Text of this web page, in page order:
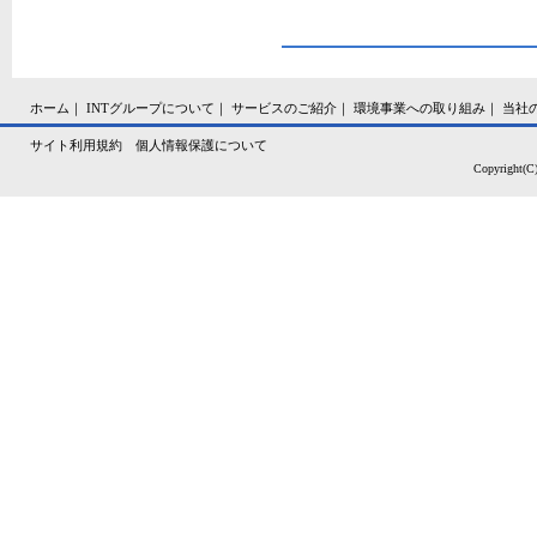
ホーム ｜ INTグループについて ｜ サービスのご紹介 ｜ 環境事業への取り組み ｜ 当社
サイト利用規約 個人情報保護について